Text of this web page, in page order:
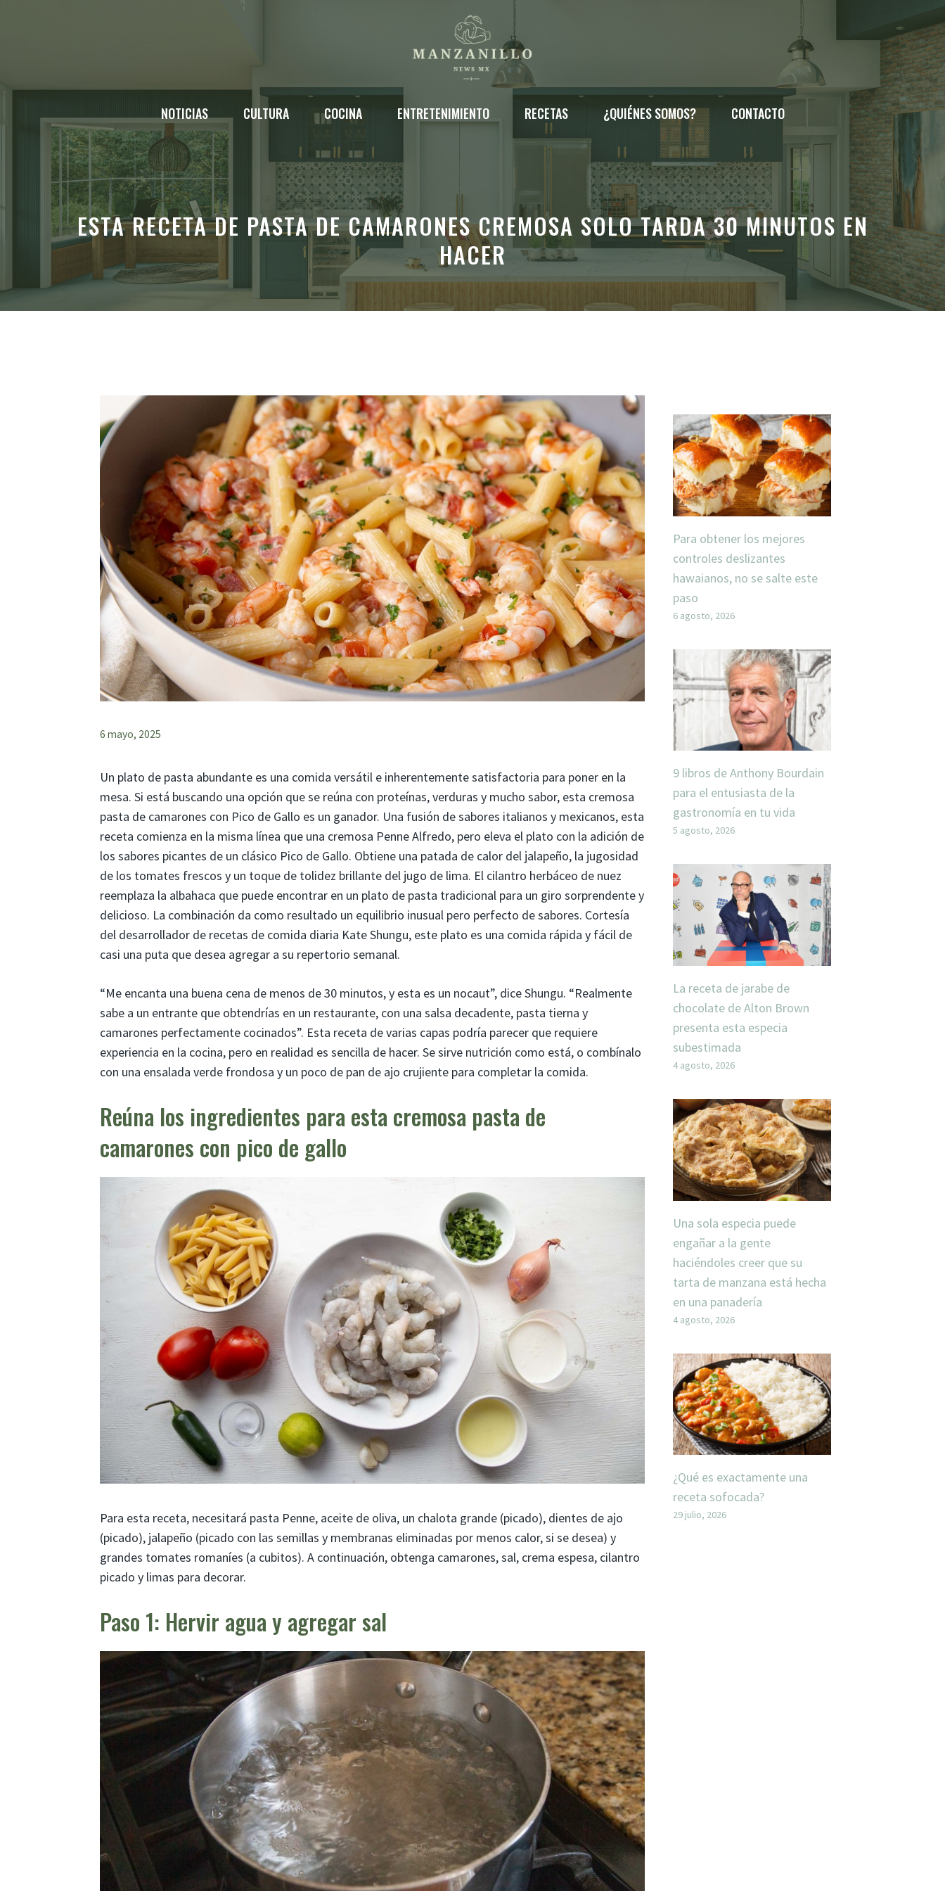
NOTICIAS CULTURA COCINA ENTRETENIMIENTO RECETAS ¿QUIÉNES SOMOS? CONTACTO
ESTA RECETA DE PASTA DE CAMARONES CREMOSA SOLO TARDA 30 MINUTOS EN
HACER
6 mayo, 2025
Un plato de pasta abundante es una comida versátil e inherentemente satisfactoria para poner en la
mesa. Si está buscando una opción que se reúna con proteínas, verduras y mucho sabor, esta cremosa
pasta de camarones con Pico de Gallo es un ganador. Una fusión de sabores italianos y mexicanos, esta
receta comienza en la misma línea que una cremosa Penne Alfredo, pero eleva el plato con la adición de
los sabores picantes de un clásico Pico de Gallo. Obtiene una patada de calor del jalapeño, la jugosidad
de los tomates frescos y un toque de tolidez brillante del jugo de lima. El cilantro herbáceo de nuez
reemplaza la albahaca que puede encontrar en un plato de pasta tradicional para un giro sorprendente y
delicioso. La combinación da como resultado un equilibrio inusual pero perfecto de sabores. Cortesía
del desarrollador de recetas de comida diaria Kate Shungu, este plato es una comida rápida y fácil de
casi una puta que desea agregar a su repertorio semanal.
“Me encanta una buena cena de menos de 30 minutos, y esta es un nocaut”, dice Shungu. “Realmente
sabe a un entrante que obtendrías en un restaurante, con una salsa decadente, pasta tierna y
camarones perfectamente cocinados”. Esta receta de varias capas podría parecer que requiere
experiencia en la cocina, pero en realidad es sencilla de hacer. Se sirve nutrición como está, o combínalo
con una ensalada verde frondosa y un poco de pan de ajo crujiente para completar la comida.
Reúna los ingredientes para esta cremosa pasta de
camarones con pico de gallo
Para esta receta, necesitará pasta Penne, aceite de oliva, un chalota grande (picado), dientes de ajo
(picado), jalapeño (picado con las semillas y membranas eliminadas por menos calor, si se desea) y
grandes tomates romaníes (a cubitos). A continuación, obtenga camarones, sal, crema espesa, cilantro
picado y limas para decorar.
Paso 1: Hervir agua y agregar sal
Para obtener los mejores
controles deslizantes
hawaianos, no se salte este
paso
6 agosto, 2026
9 libros de Anthony Bourdain
para el entusiasta de la
gastronomía en tu vida
5 agosto, 2026
La receta de jarabe de
chocolate de Alton Brown
presenta esta especia
subestimada
4 agosto, 2026
Una sola especia puede
engañar a la gente
haciéndoles creer que su
tarta de manzana está hecha
en una panadería
4 agosto, 2026
¿Qué es exactamente una
receta sofocada?
29 julio, 2026